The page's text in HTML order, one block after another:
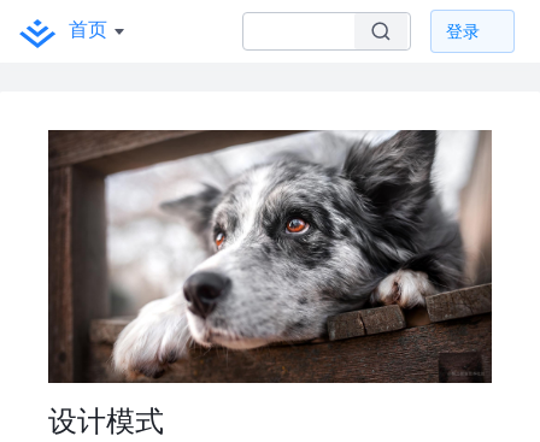
首页 登录
设计模式